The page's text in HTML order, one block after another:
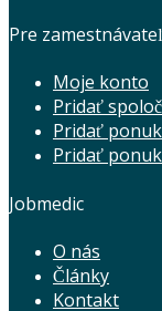
Pre
Moje konto
Pridať
Pridať
Pridať
Jobmedic
O nás
Články
Kontakt